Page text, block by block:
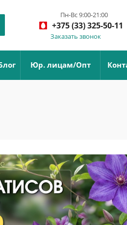
Пн-Вс 9:00-21:00
+375 (33) 325-50-11
Заказать звонок
Юр. лицам/Опт